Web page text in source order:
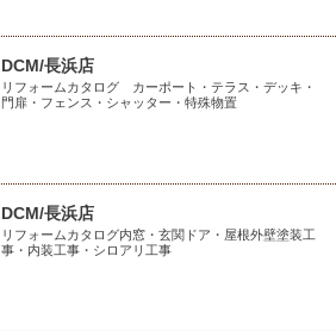
DCM/長浜店
リフォームカタログ カーポート・テラス・デッキ・
門扉・フェンス・シャッター・特殊物置
DCM/長浜店
リフォームカタログ内窓・玄関ドア・屋根外壁塗装工
事・内装工事・シロアリ工事